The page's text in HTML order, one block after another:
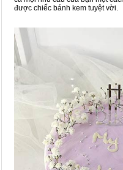
được chiếc bánh kem tuyệt vời.